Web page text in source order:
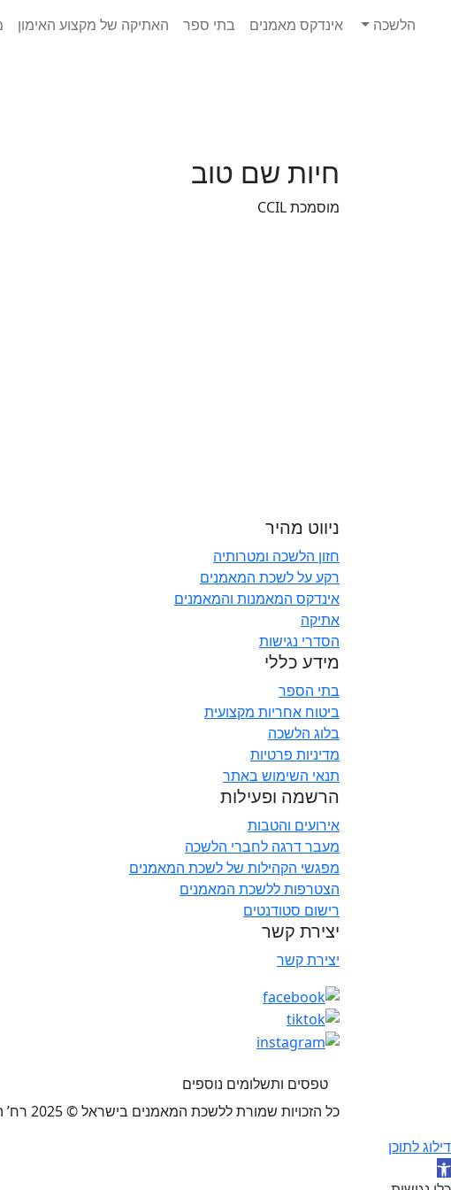
הלשכה אינדקס מאמנים בתי ספר האתיקה של מקצוע האימון
חיות שם טוב
מוסמכת CCIL
ניווט מהיר
חזון הלשכה ומטרותיה
רקע על לשכת המאמנים
אינדקס המאמנות והמאמנים
אתיקה
הסדרי נגישות
מידע כללי
בתי הספר
ביטוח אחריות מקצועית
בלוג הלשכה
מדיניות פרטיות
תנאי השימוש באתר
הרשמה ופעילות
אירועים והטבות
מעבר דרגה לחברי הלשכה
מפגשי הקהילות של לשכת המאמנים
הצטרפות ללשכת המאמנים
רישום סטודנטים
יצירת קשר
יצירת קשר
טפסים ותשלומים נוספים
כל הזכויות שמורת ללשכת המאמנים בישראל © 2025 רח’ הצורן 4, נתניה
דילוג לתוכן
פתח סרגל נגישות